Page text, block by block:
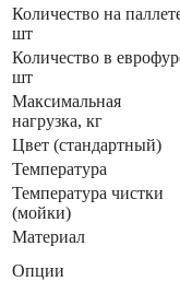
Количество на
шт
Количество в
шт
Максимальная
нагрузка, кг
Цвет (стандартный)
Температура
Температура чистки
(мойки)
Материал
Опции